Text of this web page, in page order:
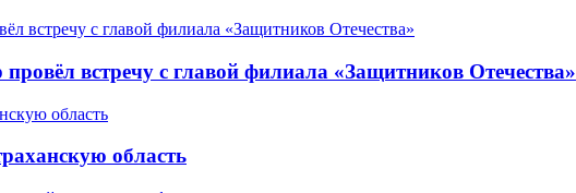
провёл встречу с главой филиала «Защитников Отечества»
область